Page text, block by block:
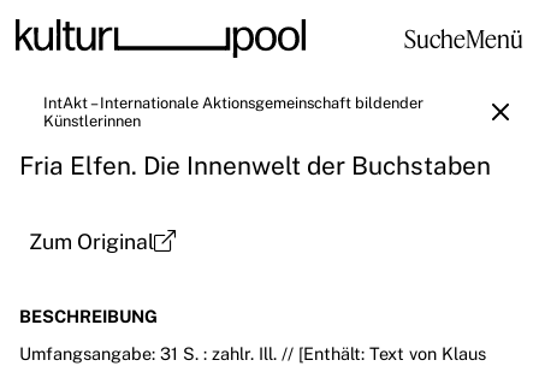
SucheMenü
IntAkt – Internationale Aktionsgemeinschaft bildender
Künstlerinnen
Fria Elfen. Die Innenwelt der Buchstaben
Zum Original
BESCHREIBUNG
Umfangsangabe: 31 S. : zahlr. Ill. // [Enthält: Text von Klaus